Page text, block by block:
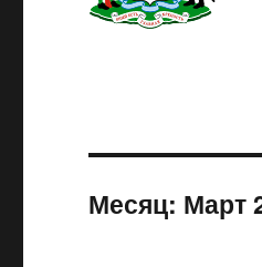
Месяц: Март